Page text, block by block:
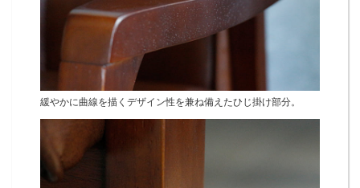
緩やかに曲線を描くデザイン性を兼ね備えたひじ掛け部分。